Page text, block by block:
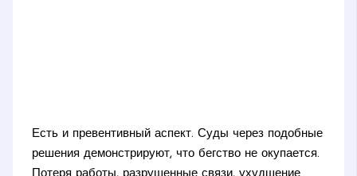
Есть и превентивный аспект. Суды через подобные
решения демонстрируют, что бегство не окупается.